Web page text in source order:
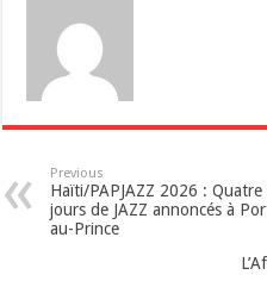
Previous
Haïti/PAPJAZZ 2026 : Quatre
jours de JAZZ annoncés à
au-Prince